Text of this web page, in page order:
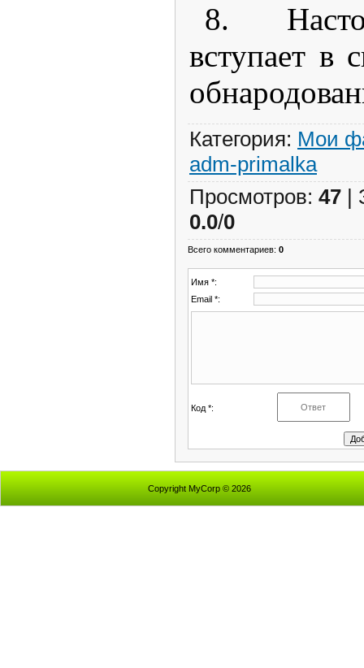
8.
вступает в
Категория: Мои
adm-primalka
Просмотров: 47 |
0.0/0
Всего комментариев: 0
Имя *:
Email *:
Код *:
Copyright MyCorp © 2026